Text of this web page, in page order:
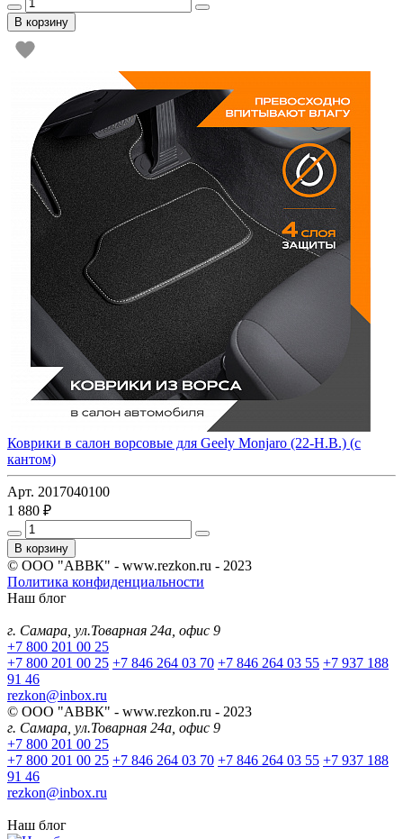
В корзину
Коврики в салон ворсовые для Geely Monjaro (22-Н.В.) (с
кантом)
Арт. 2017040100
1 880 ₽
В корзину
© ООО "АВВК" - www.rezkon.ru - 2023
Политика конфиденциальности
Наш блог
г. Самара, ул.Товарная 24а, офис 9
+7 800 201 00 25
+7 800 201 00 25 +7 846 264 03 70 +7 846 264 03 55 +7 937 188
91 46
rezkon@inbox.ru
© ООО "АВВК" - www.rezkon.ru - 2023
г. Самара, ул.Товарная 24а, офис 9
+7 800 201 00 25
+7 800 201 00 25 +7 846 264 03 70 +7 846 264 03 55 +7 937 188
91 46
rezkon@inbox.ru
Наш блог